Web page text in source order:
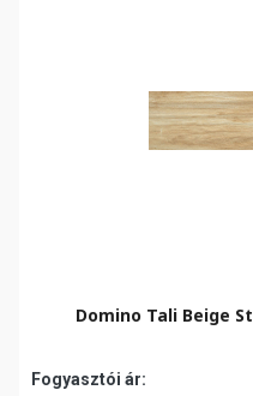
Domino Tali Beige
Fogyasztói ár: